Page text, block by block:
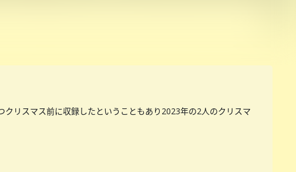
リスマス前に収録したということもあり2023年の2人のクリスマ